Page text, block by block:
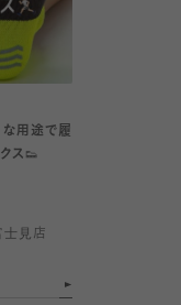
な用途で履
ス👟
士見店